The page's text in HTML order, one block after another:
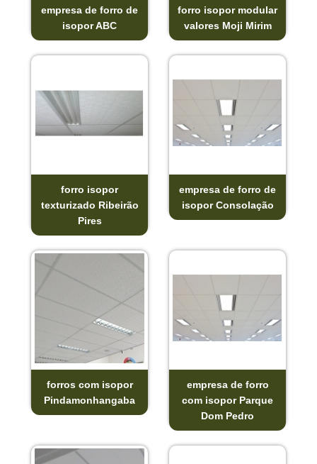
empresa de forro de
isopor ABC
forro isopor modular
valores Moji Mirim
forro isopor
texturizado Ribeirão
Pires
empresa de forro de
isopor Consolação
forros com isopor
Pindamonhangaba
empresa de forro
com isopor Parque
Dom Pedro